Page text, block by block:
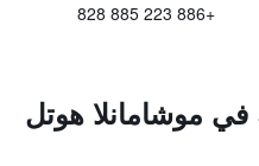
+886 223 885 828
في موشامانلا هوتل